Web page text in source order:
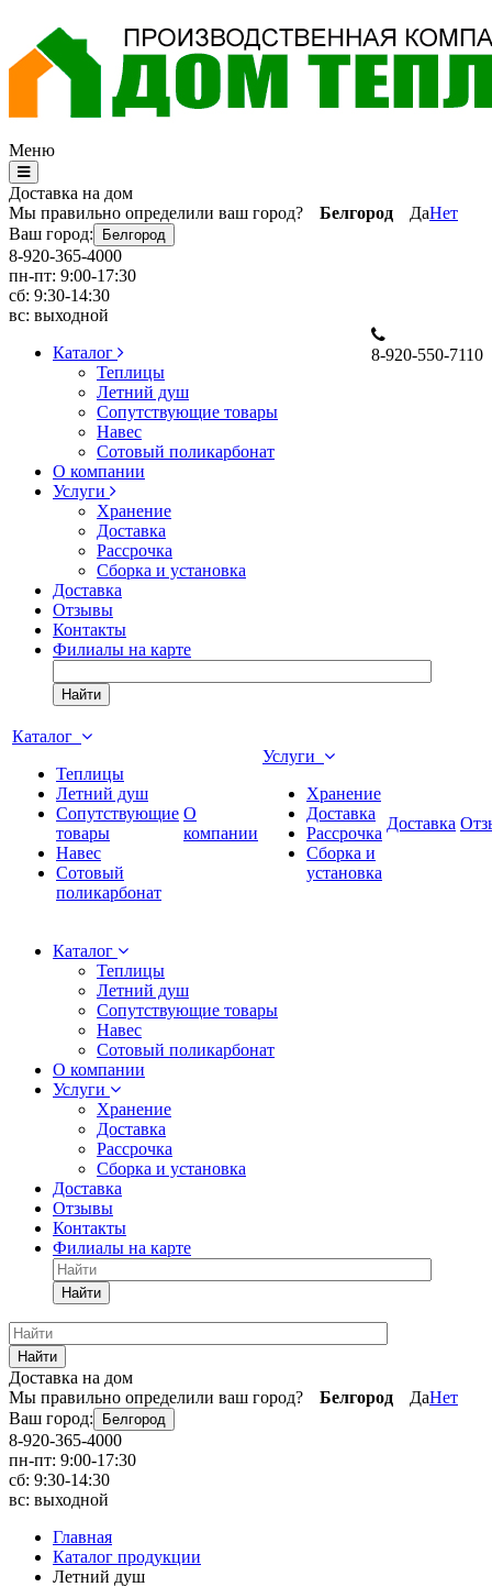
Меню
Доставка на дом
Мы правильно определили ваш город?
Белгород ДаНет
Ваш город:
Белгород
8-920-365-4000
пн-пт: 9:00-17:30
сб: 9:30-14:30
вс: выходной
8-920-550-7110
Каталог
Теплицы
Летний душ
Сопутствующие товары
Навес
Сотовый поликарбонат
О компании
Услуги
Хранение
Доставка
Рассрочка
Сборка и установка
Доставка
Отзывы
Контакты
Филиалы на карте
Найти
Каталог
Теплицы
Летний душ
Сопутствующие
товары
Навес
Сотовый
поликарбонат
О
компании
Услуги
Хранение
Доставка
Рассрочка
Сборка и
установка
Доставка
Каталог
Теплицы
Летний душ
Сопутствующие товары
Навес
Сотовый поликарбонат
О компании
Услуги
Хранение
Доставка
Рассрочка
Сборка и установка
Доставка
Отзывы
Контакты
Филиалы на карте
Найти
Найти
Доставка на дом
Мы правильно определили ваш город?
Белгород ДаНет
Ваш город:
Белгород
8-920-365-4000
пн-пт: 9:00-17:30
сб: 9:30-14:30
вс: выходной
Главная
Каталог продукции
Летний душ